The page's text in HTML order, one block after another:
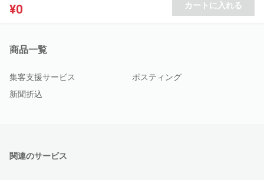
¥0 カートに入れる
商品一覧
集客支援サービス
ポスティング
新聞折込
関連のサービス